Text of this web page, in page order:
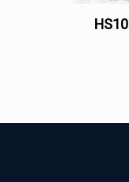
فروش سنگ شکن چکشی HS10